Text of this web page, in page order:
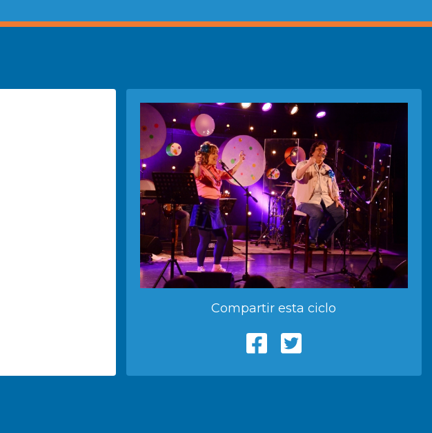
Compartir esta ciclo